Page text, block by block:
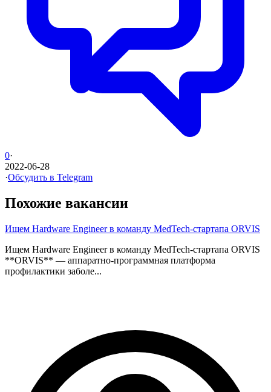
0·
2022-06-28
·Обсудить в Telegram
Похожие вакансии
Ищем Hardware Engineer в команду MedTech-стартапа ORVIS
Ищем Hardware Engineer в команду MedTech-стартапа ORVIS
**ORVIS** — аппаратно-программная платформа
профилактики заболе...